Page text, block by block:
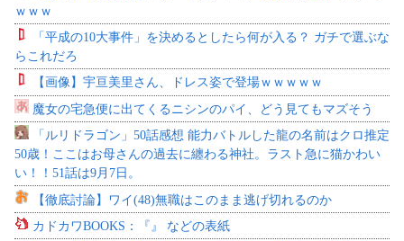
ｗｗｗ
「平成の10大事件」を決めるとしたら何が入る？ ガチで選ぶな
らこれだろ
【画像】宇亘美里さん、ドレス姿で登場ｗｗｗｗｗ
魔女の宅急便に出てくるニシンのパイ、どう見てもマズそう
「ルリドラゴン」50話感想 能力バトルした龍の名前はクロ推定
50歳！ここはお母さんの過去に纏わる神社。ラスト急に猫かわい
い！！51話は9月7日。
【徹底討論】ワイ(48)無職はこのまま逃げ切れるのか
カドカワBOOKS：『』 などの表紙